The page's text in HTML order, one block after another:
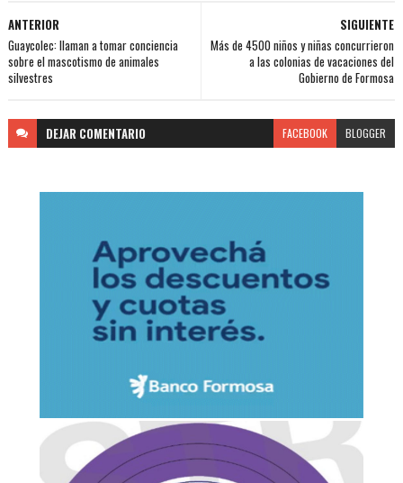
SIGUIENTE
Más de 4500 niños y niñas concurrieron
a las colonias de vacaciones del
Gobierno de Formosa
ANTERIOR
Guaycolec: llaman a tomar conciencia
sobre el mascotismo de animales
silvestres
DEJAR COMENTARIO FACEBOOK BLOGGER